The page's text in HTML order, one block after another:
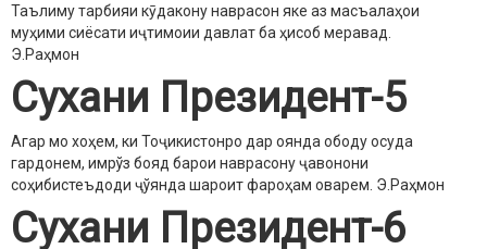
Таълиму тарбияи кӯдакону наврасон яке аз масъалаҳои
муҳими сиёсати иҷтимоии давлат ба ҳисоб меравад.
Э.Раҳмон
Сухани Президент-5
Агар мо хоҳем, ки Тоҷикистонро дар оянда ободу осуда
гардонем, имрўз бояд барои наврасону ҷавонони
соҳибистеъдоди ҷўянда шароит фароҳам оварем. Э.Раҳмон
Сухани Президент-6